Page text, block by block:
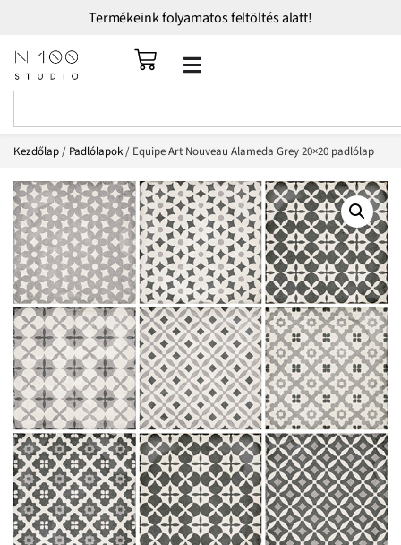
Termékeink folyamatos feltöltés alatt!
Kezdőlap/ Padlólapok/ Equipe Art Nouveau Alameda Grey 20×20 padlólap